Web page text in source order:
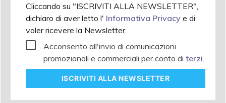
Cliccando su "ISCRIVITI ALLA NEWSLETTER",
dichiaro di aver letto l' Informativa Privacy e di
voler ricevere la Newsletter.
Acconsento all'invio di comunicazioni
promozionali e commerciali per conto di terzi.
ISCRIVITI ALLA NEWSLETTER